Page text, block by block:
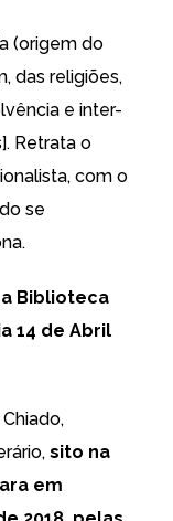
(origem do
das religiões,
e inter-
Retrata o
com o
se
Biblioteca
14 de Abril
sito na
em